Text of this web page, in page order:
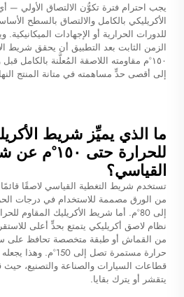
يجب احترام فترة تكوُّن الالتصاق الأولي — أي
الأكريليكي بالكامل والالتصاق بالسطح
للدورات الحرارية أو الإجهادات
الزمن الثابت بعد التطبيق أن يحقق شريط
١٥٠°م مقاومته اللاصقة المُعلَّنة
إلى أقصى حدٍّ مساهمته في متانة المنتج
ما الذي يميِّز شريط
للحرارة حتى
القياسي؟
تستخدم شريط التغطية القياسي لاصقًا
نظام لاصق أكريليكي يتمتع بحدٍّ أعلى
من القماش أو طبقة متخصصة تحافظ على
حرارة مستمرة تصل إلى
قطاعات السيارات والصناعة والتصنيع،
يتقشر أو يترك بقايا.